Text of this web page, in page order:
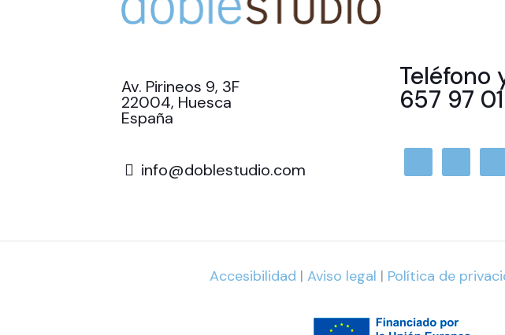
Av. Pirineos 9, 3F
22004, Huesca
España
info@doblestudio.com
Teléfono
657 97
Accesibilidad | Aviso legal | Política de